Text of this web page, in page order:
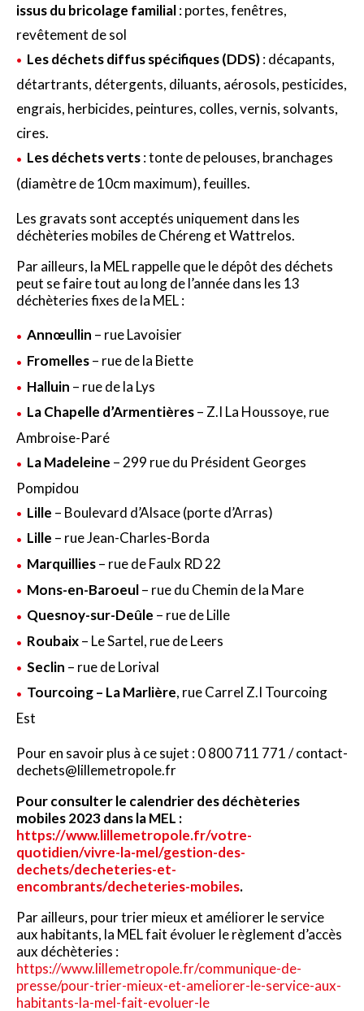
issus du bricolage familial: portes, fenêtres,
revêtement de sol
Les déchets diffus spécifiques (DDS): décapants,
détartrants, détergents, diluants, aérosols, pesticides,
engrais, herbicides, peintures, colles, vernis, solvants,
cires.
Les déchets verts: tonte de pelouses, branchages
(diamètre de 10cm maximum), feuilles.
Les gravats sont acceptés uniquement dans les
déchèteries mobiles de Chéreng et Wattrelos.
Par ailleurs, la MEL rappelle que le dépôt des déchets
peut se faire tout au long de l’année dans les 13
déchèteries fixes de la MEL :
Annœullin – rue Lavoisier
Fromelles– rue de la Biette
Halluin – rue de la Lys
La Chapelle d’Armentières– Z.I La Houssoye, rue
Ambroise-Paré
La Madeleine – 299 rue du Président Georges
Pompidou
Lille – Boulevard d’Alsace (porte d’Arras)
Lille – rue Jean-Charles-Borda
Marquillies– rue de Faulx RD 22
Mons-en-Baroeul– rue du Chemin de la Mare
Quesnoy-sur-Deûle – rue de Lille
Roubaix– Le Sartel, rue de Leers
Seclin – rue de Lorival
Tourcoing – La Marlière, rue Carrel Z.I Tourcoing
Est
Pour en savoir plus à ce sujet : 0 800 711 771 / contact-
dechets@lillemetropole.fr
Pour consulter le calendrier des déchèteries
mobiles 2023 dans la MEL :
https://www.lillemetropole.fr/votre-
quotidien/vivre-la-mel/gestion-des-
dechets/decheteries-et-
encombrants/decheteries-mobiles.
Par ailleurs, pour trier mieux et améliorer le service
aux habitants, la MEL fait évoluer le règlement d’accès
aux déchèteries :
https://www.lillemetropole.fr/communique-de-
presse/pour-trier-mieux-et-ameliorer-le-service-aux-
habitants-la-mel-fait-evoluer-le